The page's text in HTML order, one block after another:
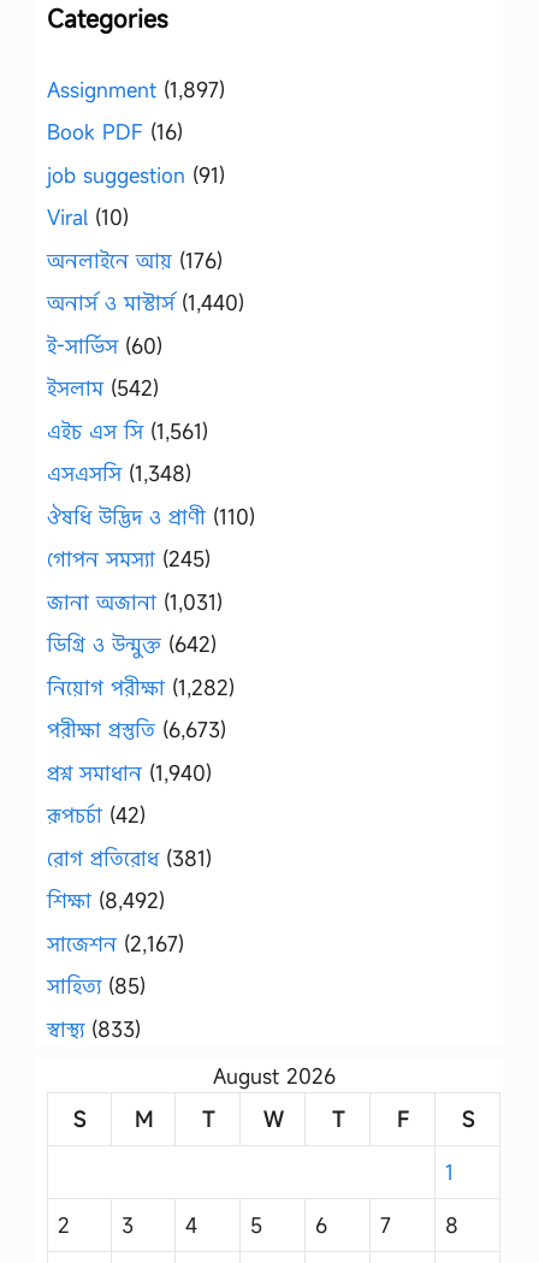
Categories
Assignment (1,897)
Book PDF (16)
job suggestion (91)
Viral (10)
অনলাইনে আয় (176)
অনার্স ও মাস্টার্স(1,440)
ই-সার্ভিস(60)
ইসলাম(542)
এইচ এস সি(1,561)
এসএসসি(1,348)
ঔষধি উদ্ভিদ ও প্রাণী (110)
গোপন সমস্যা (245)
জানা অজানা (1,031)
ডিগ্রি ও উন্মুক্ত (642)
নিয়োগ পরীক্ষা (1,282)
পরীক্ষা প্রস্তুতি (6,673)
প্রশ্ন সমাধান (1,940)
রূপচর্চা (42)
রোগ প্রতিরোধ(381)
শিক্ষা (8,492)
সাজেশন (2,167)
সাহিত্য(85)
স্বাস্থ্য(833)
August 2026
S
M T W T F
S
1
2
3 4 5 6 7 8